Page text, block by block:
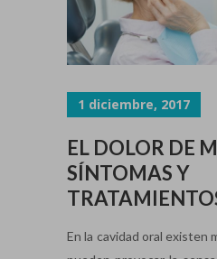
1 diciembre, 2017
EL DOLOR DE
SÍNTOMAS Y
En la cavidad oral existen